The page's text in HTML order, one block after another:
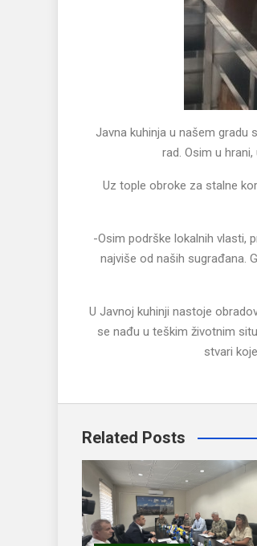
Javna kuhinja u našem gradu
rad. Osim u
Uz tople obroke za stalne
-Osim podrške lokalnih vlasti,
najviše od naših sugrađana.
U Javnoj kuhinji nastoje
se nađu u teškim životnim
stvari
Related Posts